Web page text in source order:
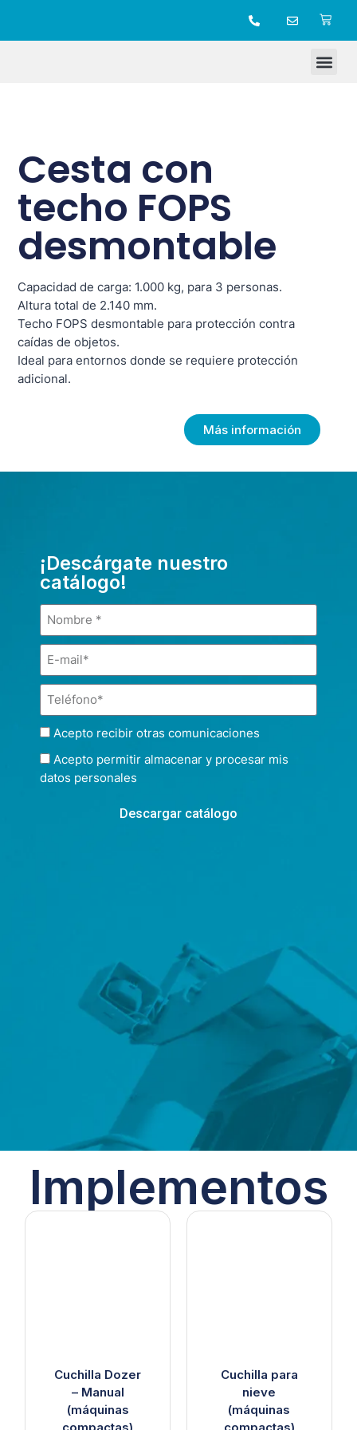
Cesta con
techo FOPS
desmontable
Capacidad de carga: 1.000 kg, para 3 personas.
Altura total de 2.140 mm.
Techo FOPS desmontable para protección contra
caídas de objetos.
Ideal para entornos donde se requiere protección
adicional.
Más información
¡Descárgate nuestro
catálogo!
Acepto recibir otras comunicaciones
Acepto permitir almacenar y procesar mis
datos personales
Descargar catálogo
Implementos
Cuchilla Dozer
– Manual
(máquinas
Cuchilla para
nieve
(máquinas